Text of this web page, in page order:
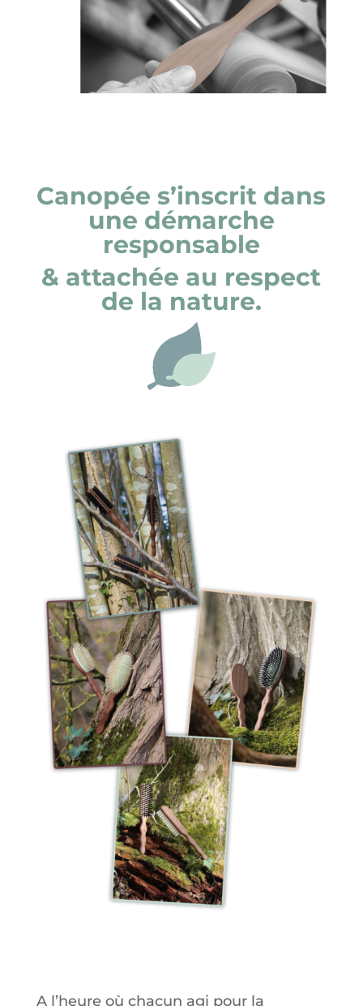
Canopée s’inscrit dans
une démarche
responsable
& attachée au respect
de la nature.
A l’heure où chacun agi pour la